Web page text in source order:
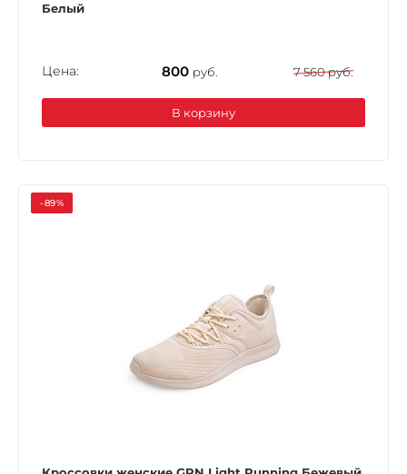
Белый
Цена: 800 руб. 7 560 руб.
В корзину
-89%